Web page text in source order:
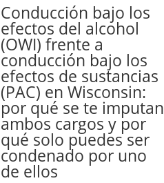
Conducción bajo los
efectos del alcohol
(OWI) frente a
conducción bajo los
efectos de sustancias
(PAC) en Wisconsin:
por qué se te imputan
ambos cargos y por
qué solo puedes ser
condenado por uno
de ellos